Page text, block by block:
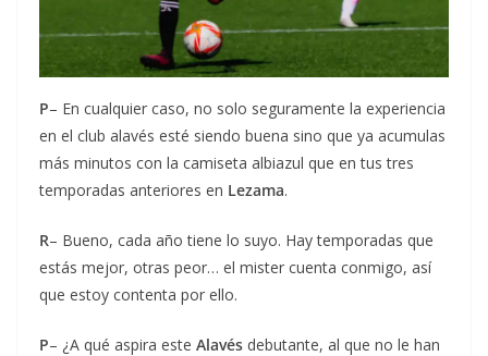
P– En cualquier caso, no solo seguramente la experiencia
en el club alavés esté siendo buena sino que ya acumulas
más minutos con la camiseta albiazul que en tus tres
temporadas anteriores en Lezama.
R– Bueno, cada año tiene lo suyo. Hay temporadas que
estás mejor, otras peor… el mister cuenta conmigo, así
que estoy contenta por ello.
P– ¿A qué aspira este Alavés debutante, al que no le han